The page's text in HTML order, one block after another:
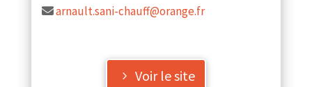
arnault.sani-chauff@orange.fr
Voir le site